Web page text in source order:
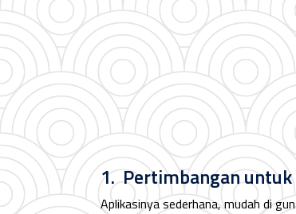
1. Pertimbangan
Aplikasinya sederhana, mudah di